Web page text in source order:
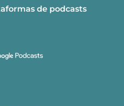
de podcasts